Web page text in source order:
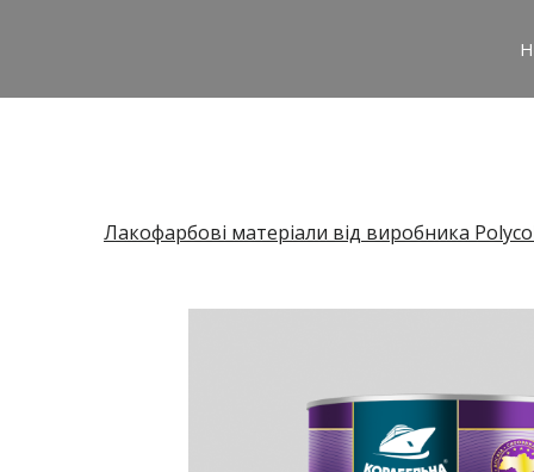
Лакофарбові матеріали від виробника